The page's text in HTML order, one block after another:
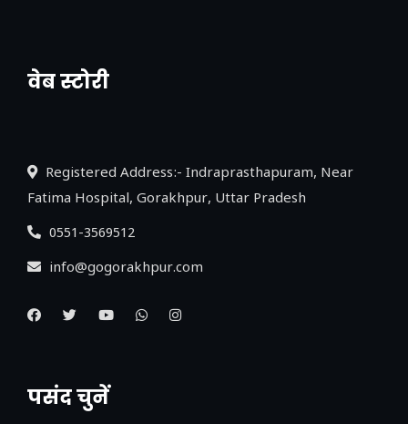
वेब स्टोरी
नया एक्सप्रेसवे: पूर्वांचल का लक, डेवलपमेंट का
Registered Address:- Indraprasthapuram, Near
Fatima Hospital, Gorakhpur, Uttar Pradesh
0551-3569512
info@gogorakhpur.com
पसंद चुनें